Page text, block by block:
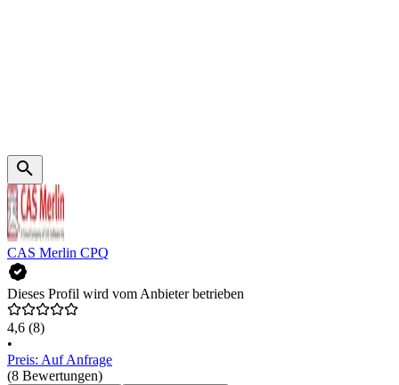
CAS Merlin CPQ
Dieses Profil wird vom Anbieter betrieben
4,6 (8)
•
Preis: Auf Anfrage
(8 Bewertungen)